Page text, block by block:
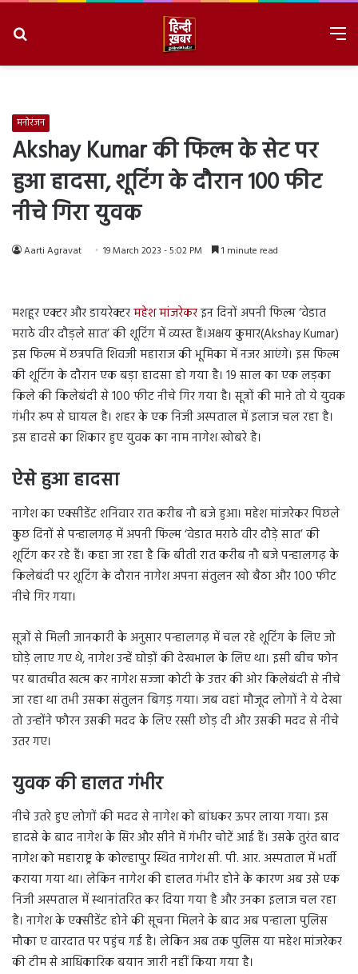
मनोरंजन
Akshay Kumar की फिल्म के सेट पर
हुआ हादसा, शूटिंग के दौरान 100 फीट
नीचे गिरा युवक
Aarti Agravat 19 March 2023 - 5:02 PM 1 minute read
मशहूर एक्टर और डायरेक्टरमहेश मांजरेकरइन दिनों अपनी फिल्म ‘वेडात
मराठे वीर दौड़ले सात’ की शूटिंग में व्यस्त हैं।अक्षय कुमार(Akshay Kumar)
इस फिल्म में छत्रपति शिवजी महाराज की भूमिका में नजर आएंगे। इस फिल्म
की शूटिंग के दौरान एक बड़ा हादसा हो गया है। 19 साल का एक लड़का
किले की किलेबंदी से 100 फीट नीचे गिर गया है। सूत्रों की माने तो ये युवक
गंभीर रूप से घायल है। शहर के एक निजी अस्पताल में इलाज चल रहा है।
इस हादसे का शिकार हुए युवक का नाम नागेश खोबरे है।
ऐसे हुआ हादसा
नागेश का एक्सीडेंट शनिवार रात करीब नौ बजे हुआ। महेश मांजरेकर पिछले
कुछ दिनों से पन्हालगढ़ में अपनी फिल्म ‘वेडात मराठे वीर दौड़े सात’ की
शूटिंग कर रहे हैं। कहा जा रहा है कि बीती रात करीब नौ बजे पन्हालगढ़ के
किलेबंदी पर शूटिंग के दौरान नागेश अपना संतुलन खो बैठा और 100 फीट
नीचे गिर गया।
सूत्रों से मिली जानकारी के अनुसार पन्हालगढ़ में चल रहे शूटिंग के लिए जो
घोड़े लाए गए थे, नागेश उन्हें घोड़ों की देखभाल के लिए था। इसी बीच फोन
पर बातचीत खत्म कर नागेश सज्जा कोटी के उत्तर की ओर किलेबंदी से नीचे
जा रहा था तभी उसका संतुलन बिगड़ गया। जब वहां मौजूद लोगों ने ये देखा
तो उन्होंने फौरन उसकी मदद के लिए रस्सी छोड़ दी और उसकी मदद से नीचे
उतर गए।
युवक की हालत गंभीर
नीचे उतरे हुए लोगों की मदद से नागेश को बांधकर ऊपर लाया गया। इस
हादसे के बाद नागेश के सिर और सीने में गंभीर चोटें आई हैं। उसके तुरंत बाद
नागेश को महाराष्ट्र के कोल्हापुर स्थित नागेश सी. पी. आर. अस्पताल में भर्ती
कराया गया था। लेकिन नागेश की हालत गंभीर होने के कारण अब उसे एक
निजी अस्पताल में स्थानांतरित कर दिया गया है और उनका इलाज चल रहा
है। नागेश के एक्सीडेंट होने की सूचना मिलने के बाद अब पन्हाला पुलिस
मौका ए वारदात पर पहुंच गई है। लेकिन अब तक पुलिस या महेश मांजरेकर
की टीम से आधिकारिक बयान जारी नहीं किया गया है।